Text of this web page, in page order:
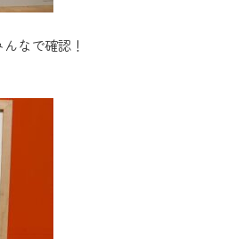
なで確認！